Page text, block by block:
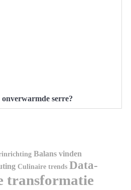
serre?
Balans vinden
Culinaire trends Data-
transformatie